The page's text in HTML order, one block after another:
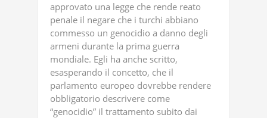
approvato una legge che rende reato
penale il negare che i turchi abbiano
commesso un genocidio a danno degli
armeni durante la prima guerra
mondiale. Egli ha anche scritto,
esasperando il concetto, che il
parlamento europeo dovrebbe rendere
obbligatorio descrivere come
“genocidio” il trattamento subito dai